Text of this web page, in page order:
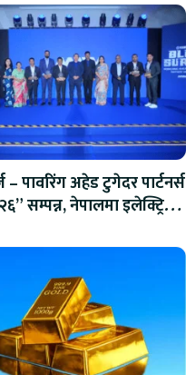
– पावरिंग अहेड टुगेदर पार्टनर्स
सम्पन्न, नेपालमा इलेक्ट्रिक